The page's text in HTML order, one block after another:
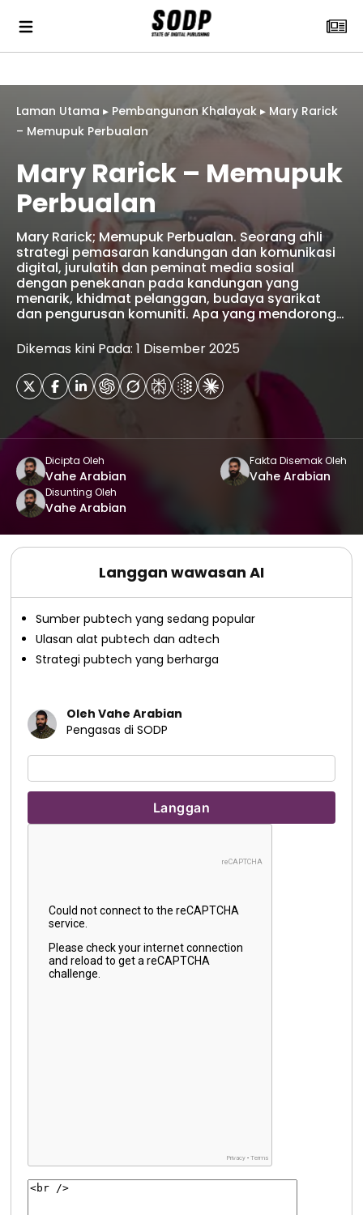
Laman Utama ▸ Pembangunan Khalayak ▸ Mary Rarick
– Memupuk Perbualan
Mary Rarick – Memupuk
Perbualan
‎Mary Rarick; Memupuk Perbualan. Seorang ahli
strategi pemasaran kandungan dan komunikasi
digital, jurulatih dan peminat media sosial
dengan penekanan pada kandungan yang
menarik, khidmat pelanggan, budaya syarikat
dan pengurusan komuniti. Apa yang mendorong…
Dikemas kini Pada: 1 Disember 2025
Dicipta Oleh
Vahe Arabian
Fakta Disemak Oleh
Vahe Arabian
Disunting Oleh
Vahe Arabian
Langgan wawasan AI
Sumber pubtech yang sedang popular
Ulasan alat pubtech dan adtech
Strategi pubtech yang berharga
Oleh Vahe Arabian
Pengasas di SODP